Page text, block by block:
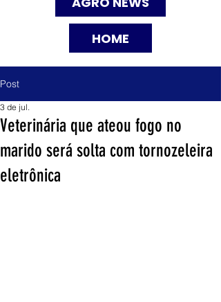
HOME
Post
Veterinária que ateou fogo no
marido será solta com tornozeleira
eletrônica
3 de jul.